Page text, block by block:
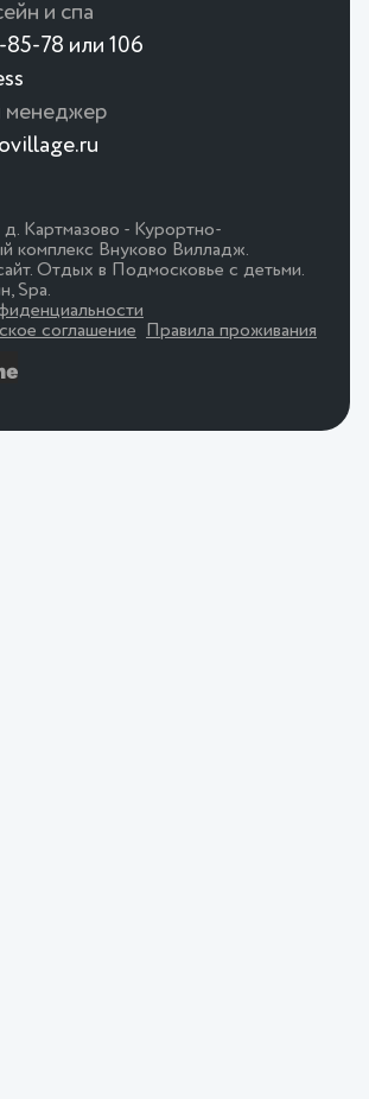
и спа
78 или 106
менеджер
д. Картмазово - Курортно-
комплекс Внуково Вилладж.
Отдых в Подмосковье с детьми.
Spa.
соглашение
Правила проживания